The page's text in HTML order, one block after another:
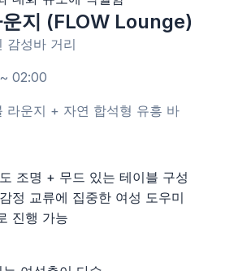
지 (FLOW Lounge)
감성바 거리
02:00
라운지 + 자연 합석형 유흥 바
조명 + 무드 있는 테이블 구성
정 교류에 집중한 여성 도우미
진행 가능